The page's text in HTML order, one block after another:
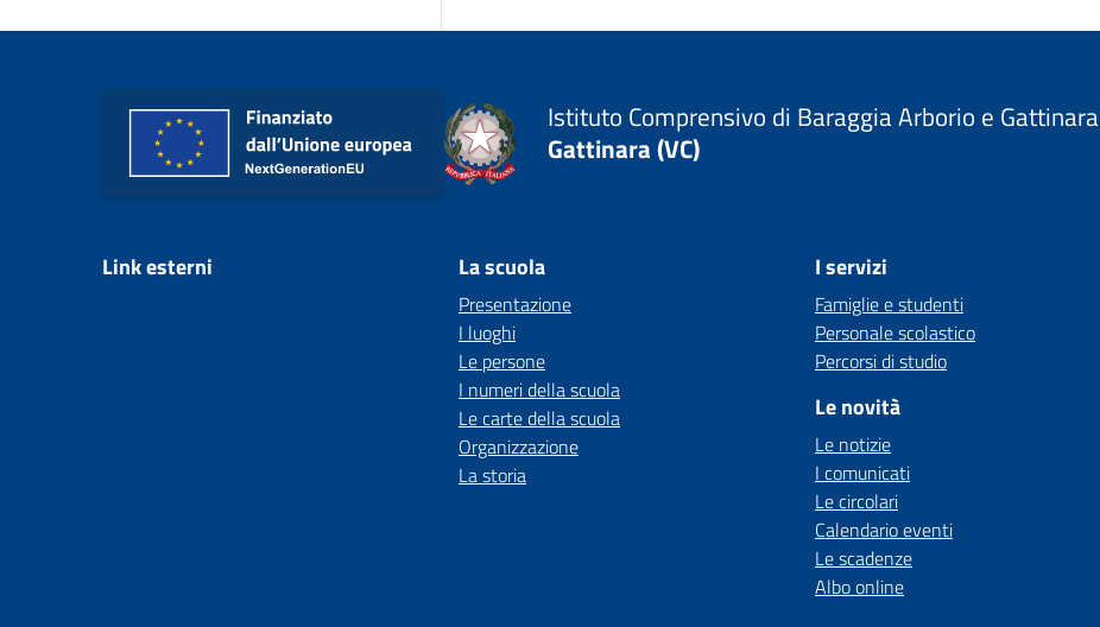
Istituto Comprensivo di Baraggia Arborio e Gattinara
Gattinara (VC)
Link esterni La scuola
Presentazione
I luoghi
Le persone
I numeri della scuola
Le carte della scuola
Organizzazione
La storia
I servizi
Famiglie e studenti
Personale scolastico
Percorsi di studio
Le novità
Le notizie
I comunicati
Le circolari
Calendario eventi
Le scadenze
Albo online